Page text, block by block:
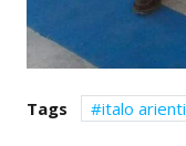
Tags italo arienti